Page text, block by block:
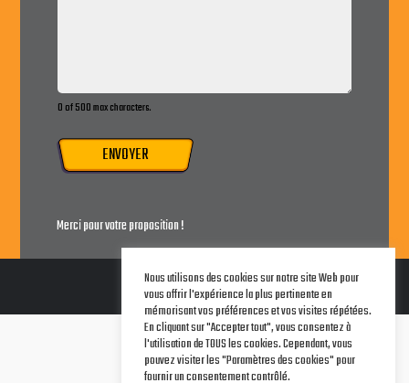
0 of 500 max characters.
ENVOYER
Merci pour votre proposition !
Terms of Service
Legal Notice
Privacy Policy
Nous utilisons des cookies sur notre site Web pour
vous offrir l'expérience la plus pertinente en
mémorisant vos préférences et vos visites répétées.
En cliquant sur "Accepter tout", vous consentez à
l'utilisation de TOUS les cookies. Cependant, vous
pouvez visiter les "Paramètres des cookies" pour
fournir un consentement contrôlé.